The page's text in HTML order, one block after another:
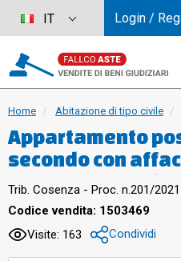
Home Abitazione di tipo civile
Appartamento
secondo con
comune sito nel
c.da Muri,
composto da una cucina
un soggiorno-
Trib. Cosenza - Proc. n.201/2021
Codice vendita: 1503469
Visite: 163
Condividi
IT Login /